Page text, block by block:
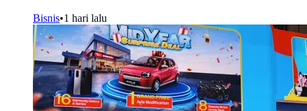
Bisnis•1 hari lalu